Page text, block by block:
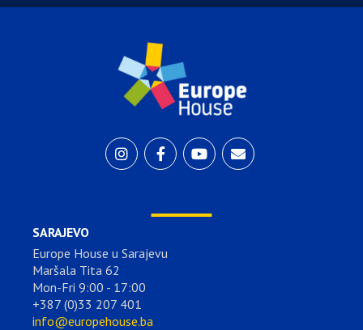
SARAJEVO
Europe House u Sarajevu
Maršala Tita 62
Mon-Fri 9:00 - 17:00
+387 (0)33 207 401
info@europehouse.ba